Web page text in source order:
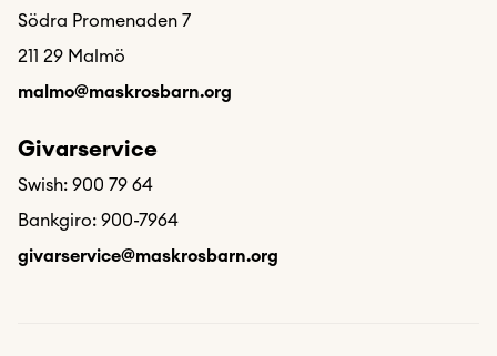
Södra Promenaden 7
211 29 Malmö
malmo@maskrosbarn.org
Givarservice
Swish: 900 79 64
Bankgiro: 900-7964
givarservice@maskrosbarn.org